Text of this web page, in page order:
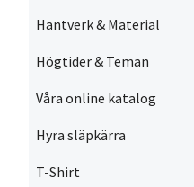
Hantverk & Material
Högtider & Teman
Våra online katalog
Hyra släpkärra
T-Shirt